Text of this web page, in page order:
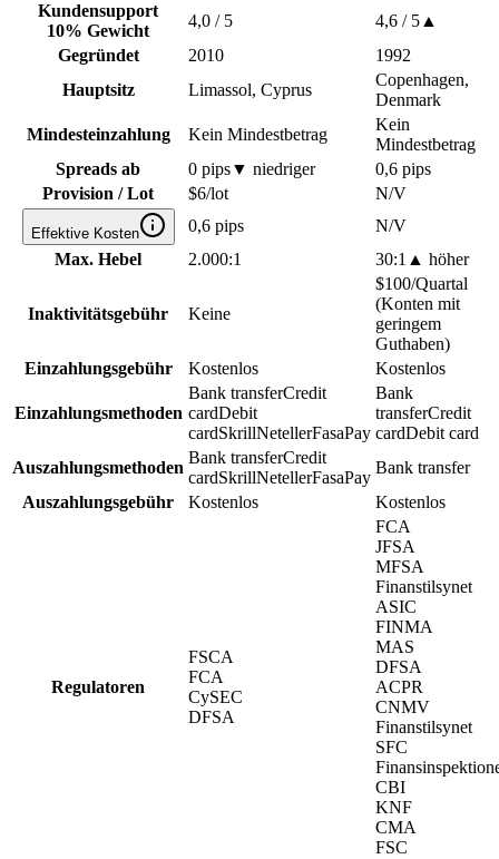
Kundensupport
10% Gewicht
4,0 / 5 4,6 / 5 ▲
Gegründet
2010
1992
Hauptsitz
Limassol, Cyprus
Copenhagen,
Denmark
Mindesteinzahlung
Kein Mindestbetrag
Kein
Mindestbetrag
Spreads ab
0 pips▼ niedriger
0,6 pips
Provision / Lot
$6/lot N/V
Effektive Kosten 0,6 pips
N/V
Max. Hebel
2.000:1 30:1 ▲ höher
Inaktivitätsgebühr Keine
$100/Quartal
(Konten mit
geringem
Guthaben)
Einzahlungsgebühr
Kostenlos Kostenlos
Einzahlungsmethoden
Bank transferCredit
cardDebit
cardSkrillNetellerFasaPay
Bank
transferCredit
cardDebit card
Auszahlungsmethoden
Bank transferCredit
cardSkrillNetellerFasaPay
Bank transfer
Auszahlungsgebühr
Kostenlos Kostenlos
Regulatoren
FSCA
FCA
CySEC
DFSA
FCA
JFSA
MFSA
Finanstilsynet
ASIC
FINMA
MAS
DFSA
ACPR
CNMV
Finanstilsynet
SFC
CBI
KNF
CMA
FSC